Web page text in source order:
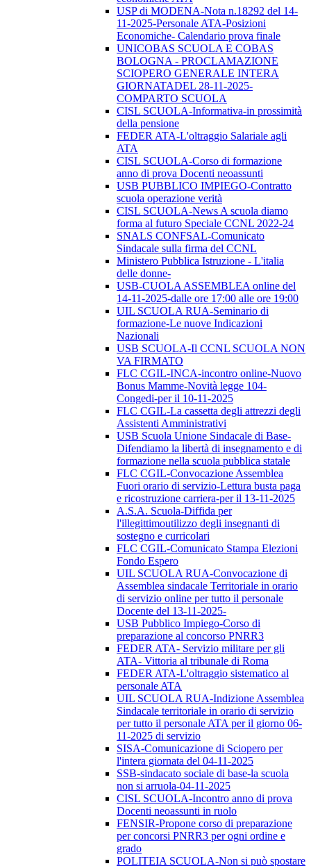
USP di MODENA-Nota n.18292 del 14-
11-2025-Personale ATA-Posizioni
Economiche- Calendario prova finale
UNICOBAS SCUOLA E COBAS
BOLOGNA - PROCLAMAZIONE
SCIOPERO GENERALE INTERA
GIORNATADEL 28-11-2025-
COMPARTO SCUOLA
CISL SCUOLA-Informativa-in prossimità
della pensione
FEDER ATA-L'oltraggio Salariale agli
ATA
CISL SCUOLA-Corso di formazione
anno di prova Docenti neoassunti
USB PUBBLICO IMPIEGO-Contratto
scuola operazione verità
CISL SCUOLA-News A scuola diamo
forma al futuro Speciale CCNL 2022-24
SNALS CONFSAL-Comunicato
Sindacale sulla firma del CCNL
Ministero Pubblica Istruzione - L'italia
delle donne-
USB-CUOLA ASSEMBLEA online del
14-11-2025-dalle ore 17:00 alle ore 19:00
UIL SCUOLA RUA-Seminario di
formazione-Le nuove Indicazioni
Nazionali
USB SCUOLA-Il CCNL SCUOLA NON
VA FIRMATO
FLC CGIL-INCA-incontro online-Nuovo
Bonus Mamme-Novità legge 104-
Congedi-per il 10-11-2025
FLC CGIL-La cassetta degli attrezzi degli
Assistenti Amministrativi
USB Scuola Unione Sindacale di Base-
Difendiamo la libertà di insegnamento e di
formazione nella scuola pubblica statale
FLC CGIL-Convocazione Assemblea
Fuori orario di servizio-Lettura busta paga
e ricostruzione carriera-per il 13-11-2025
A.S.A. Scuola-Diffida per
l'illegittimoutilizzo degli insegnanti di
sostegno e curricolari
FLC CGIL-Comunicato Stampa Elezioni
Fondo Espero
UIL SCUOLA RUA-Convocazione di
Assemblea sindacale Territoriale in orario
di servizio online per tutto il personale
Docente del 13-11-2025-
USB Pubblico Impiego-Corso di
preparazione al concorso PNRR3
FEDER ATA- Servizio militare per gli
ATA- Vittoria al tribunale di Roma
FEDER ATA-L'oltraggio sistematico al
personale ATA
UIL SCUOLA RUA-Indizione Assemblea
Sindacale territoriale in orario di servizio
per tutto il personale ATA per il giorno 06-
11-2025 di servizio
SISA-Comunicazione di Sciopero per
l'intera giornata del 04-11-2025
SSB-sindacato sociale di base-la scuola
non si arruola-04-11-2025
CISL SCUOLA-Incontro anno di prova
Docenti neoassunti in ruolo
FENSIR-Propone corso di preparazione
per concorsi PNRR3 per ogni ordine e
grado
POLITEIA SCUOLA-Non si può spostare